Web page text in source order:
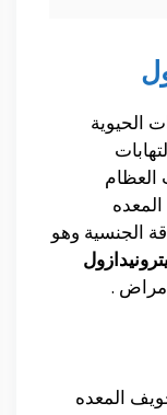
الحيوية
العظام
الجنسية وهو
.
المعده